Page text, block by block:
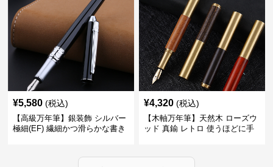
¥5,580 (税込)
【高級万年筆】銀装飾 シルバー
極細(EF) 繊細かつ滑らかな書き
¥4,320 (税込)
【木軸万年筆】天然木 ローズウ
ッド 真鍮 レトロ 使うほどに手